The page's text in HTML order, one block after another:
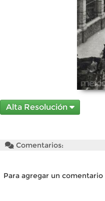
Alta Resolución
Comentarios:
Para agregar un comentario